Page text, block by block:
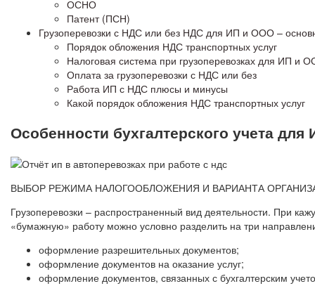
ОСНО
Патент (ПСН)
Грузоперевозки с НДС или без НДС для ИП и ООО –
Порядок обложения НДС транспортных услуг
Налоговая система при грузоперевозках для ИП и
Оплата за грузоперевозки с НДС или без
Работа ИП с НДС плюсы и минусы
Какой порядок обложения НДС транспортных услуг
Особенности бухгалтерского учета для
ВЫБОР РЕЖИМА НАЛОГООБЛОЖЕНИЯ И ВАРИАНТА
Грузоперевозки – распространенный вид деятельности. При
«бумажную» работу можно условно разделить на три
оформление разрешительных документов;
оформление документов на оказание услуг;
оформление документов, связанных с бухгалтерским